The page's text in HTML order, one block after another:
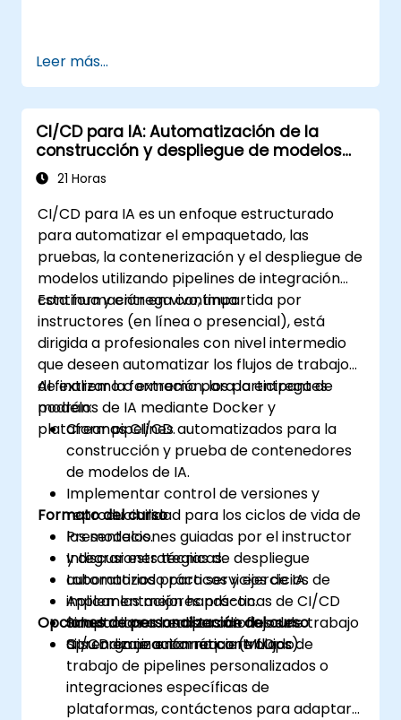
Leer más...
CI/CD para IA: Automatización de la
construcción y despliegue de modelos
basados en Docker
21 Horas
CI/CD para IA es un enfoque estructurado
para automatizar el empaquetado, las
pruebas, la contenerización y el despliegue de
modelos utilizando pipelines de integración
continua y entrega continua.
Esta formación en vivo, impartida por
instructores (en línea o presencial), está
dirigida a profesionales con nivel intermedio
que deseen automatizar los flujos de trabajo
de extremo a extremo para la entrega de
modelos de IA mediante Docker y
plataformas CI/CD.
Al finalizar la formación, los participantes
podrán:
Crear pipelines automatizados para la
construcción y prueba de contenedores
de modelos de IA.
Implementar control de versiones y
reproducibilidad para los ciclos de vida de
los modelos.
Integrar estrategias de despliegue
automatizado para servicios de IA.
Aplicar las mejores prácticas de CI/CD
adaptadas a las operaciones de
aprendizaje automático (MLOps).
Formato del curso
Presentaciones guiadas por el instructor
y discusiones técnicas.
Laboratorios prácticos y ejercicios de
implementación hands-on.
Simulaciones realistas de flujos de trabajo
CI/CD en un entorno controlado.
Opciones de personalización del curso
Si su organización requiere flujos de
trabajo de pipelines personalizados o
integraciones específicas de
plataformas, contáctenos para adaptar